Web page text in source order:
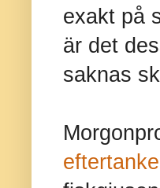
exakt på
är det
saknas
eftertanke